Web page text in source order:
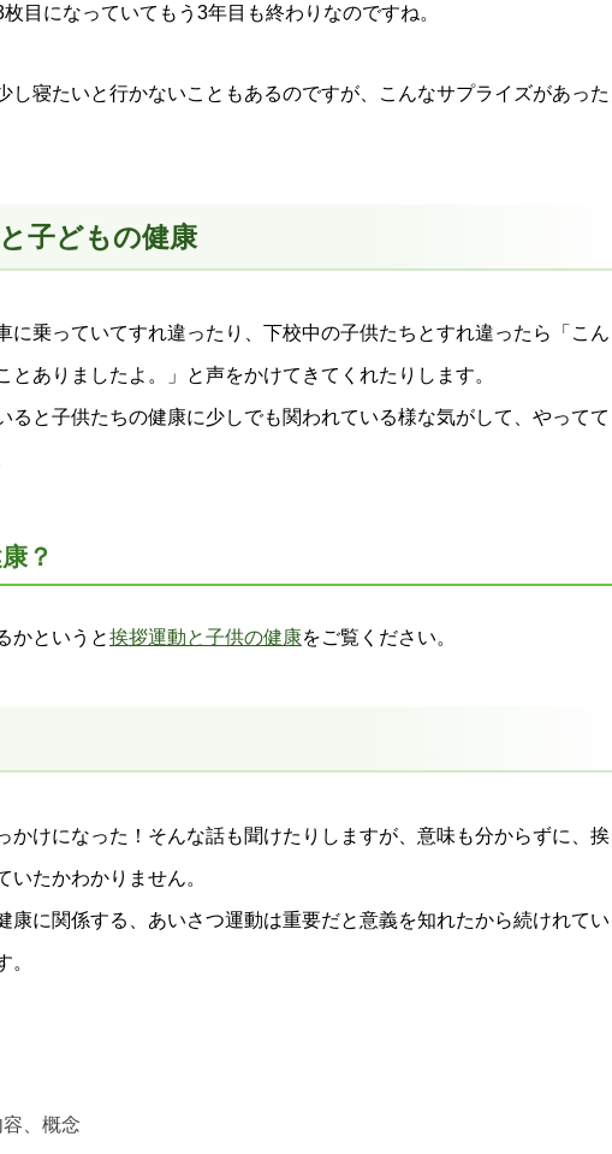
目になっていてもう3年目も終わりなのですね。
し寝たいと行かないこともあるのですが、こんなサプライズがあった
子どもの健康
に乗っていてすれ違ったり、下校中の子供たちとすれ違ったら「こん
とありましたよ。」と声をかけてきてくれたりします。
ると子供たちの健康に少しでも関われている様な気がして、やってて
？
かというと挨拶運動と子供の健康をご覧ください。
かけになった！そんな話も聞けたりしますが、意味も分からずに、挨
いたかわかりません。
康に関係する、あいさつ運動は重要だと意義を知れたから続けれてい
。
、概念